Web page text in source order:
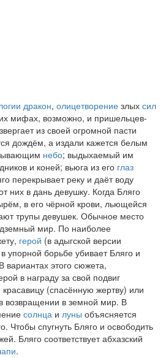
дракон, олицетворение злых сил
мифах, возможно, и пришельцев-
из своей огромной пасти
дождём, а издали кажется белым
небо; выдыхаемый им
и коней; вьюга из его глаз
перекрывает реку и даёт воду
них в дань девушку. Когда Бляго
в его чёрной крови, льющейся
трупы девушек. Обычное место
мир. По наиболее
герой (в адыгской версии
упорной борьбе убивает Бляго и
вариантах этого сюжета,
в награду за свой подвиг
(спасённую жертву) или
возвращении в земной мир. В
солнца и луны объясняется
Чтобы спугнуть Бляго и освободить
Бляго соответствует абхазский
.